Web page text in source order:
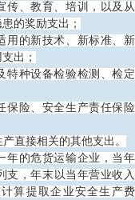
传、教育、培训，以及从
的奖励支出；
用的新技术、新标准、新
出；
特种设备检验检测、检定
保险、安全生产责任保险
产直接相关的其他支出。
年的危货运输企业，当年
支，年末以当年营业收入
算提取企业安全生产费